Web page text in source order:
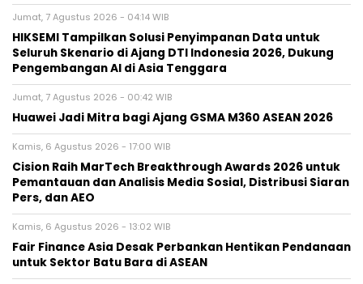
Jumat, 7 Agustus 2026 - 04:14 WIB
HIKSEMI Tampilkan Solusi Penyimpanan Data untuk
Seluruh Skenario di Ajang DTI Indonesia 2026, Dukung
Pengembangan AI di Asia Tenggara
Jumat, 7 Agustus 2026 - 00:42 WIB
Huawei Jadi Mitra bagi Ajang GSMA M360 ASEAN 2026
Kamis, 6 Agustus 2026 - 17:00 WIB
Cision Raih MarTech Breakthrough Awards 2026 untuk
Pemantauan dan Analisis Media Sosial, Distribusi Siaran
Pers, dan AEO
Kamis, 6 Agustus 2026 - 13:02 WIB
Fair Finance Asia Desak Perbankan Hentikan Pendanaan
untuk Sektor Batu Bara di ASEAN